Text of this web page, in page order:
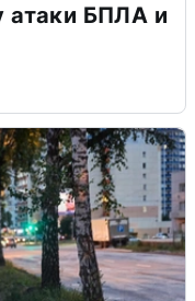
атаки БПЛА и